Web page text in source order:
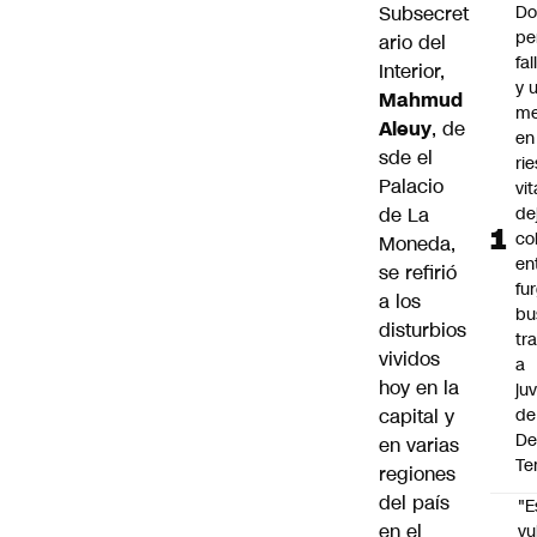
Subsecret
ario del
Interior,
Mahmud
Aleuy, de
sde el
Palacio
de La
Moneda,
se refirió
a los
disturbios
vividos
hoy en la
capital y
en varias
regiones
del país
en el
y
en
a
de